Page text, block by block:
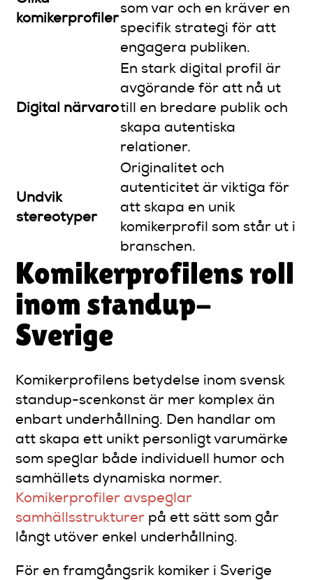
komikerprofiler
som var och en kräver en
specifik strategi för att
engagera publiken.
Digital närvaro
En stark digital profil är
avgörande för att nå ut
till en bredare publik och
skapa autentiska
relationer.
Undvik
stereotyper
Originalitet och
autenticitet är viktiga för
att skapa en unik
komikerprofil som står ut i
branschen.
Komikerprofilens roll
inom standup-
Sverige
Komikerprofilens betydelse inom svensk
standup-scenkonst är mer komplex än
enbart underhållning. Den handlar om
att skapa ett unikt personligt varumärke
som speglar både individuell humor och
samhällets dynamiska normer.
Komikerprofiler avspeglar
samhällsstrukturer på ett sätt som går
långt utöver enkel underhållning.
För en framgångsrik komiker i Sverige